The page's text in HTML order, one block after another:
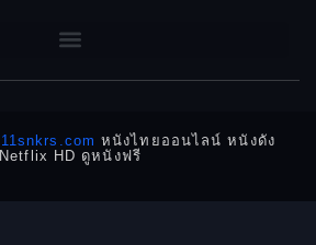
DC
Detective สืบสวน
11snkrs.com หนังไทยออนไลน์ หนังดัง
Netflix HD ดูหนังฟรี